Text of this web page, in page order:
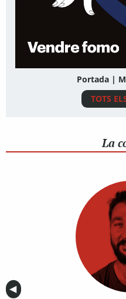
Portada |
TOTS
La
Anterior
◀︎